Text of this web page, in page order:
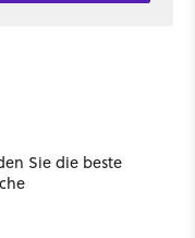
Sie die beste